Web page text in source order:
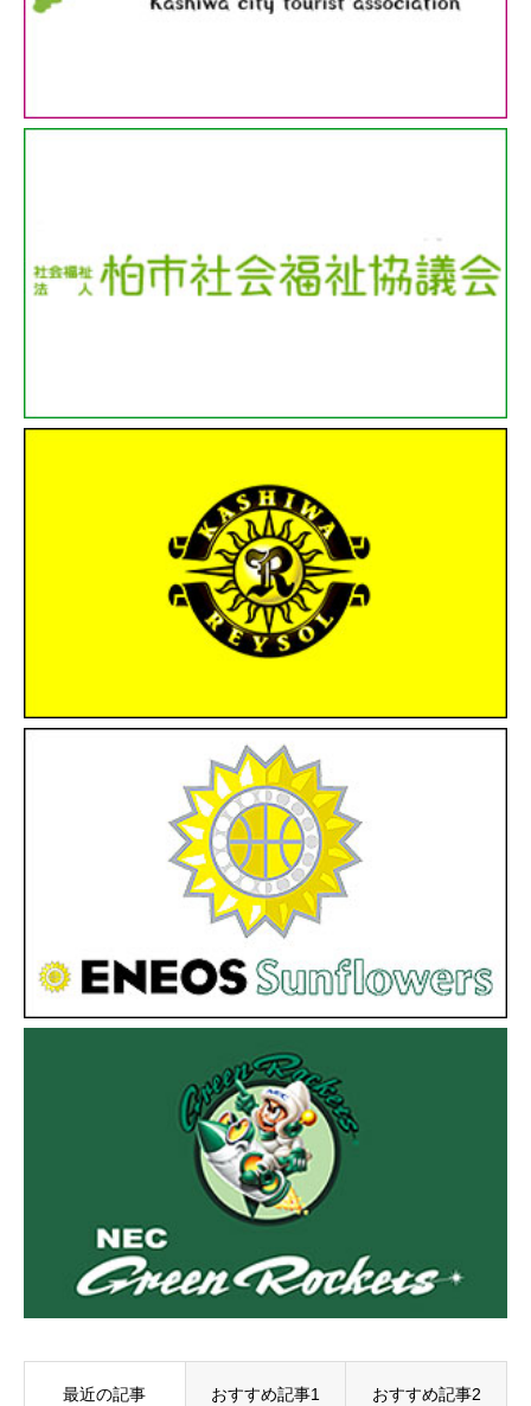
最近の記事 おすすめ記事1 おすすめ記事2